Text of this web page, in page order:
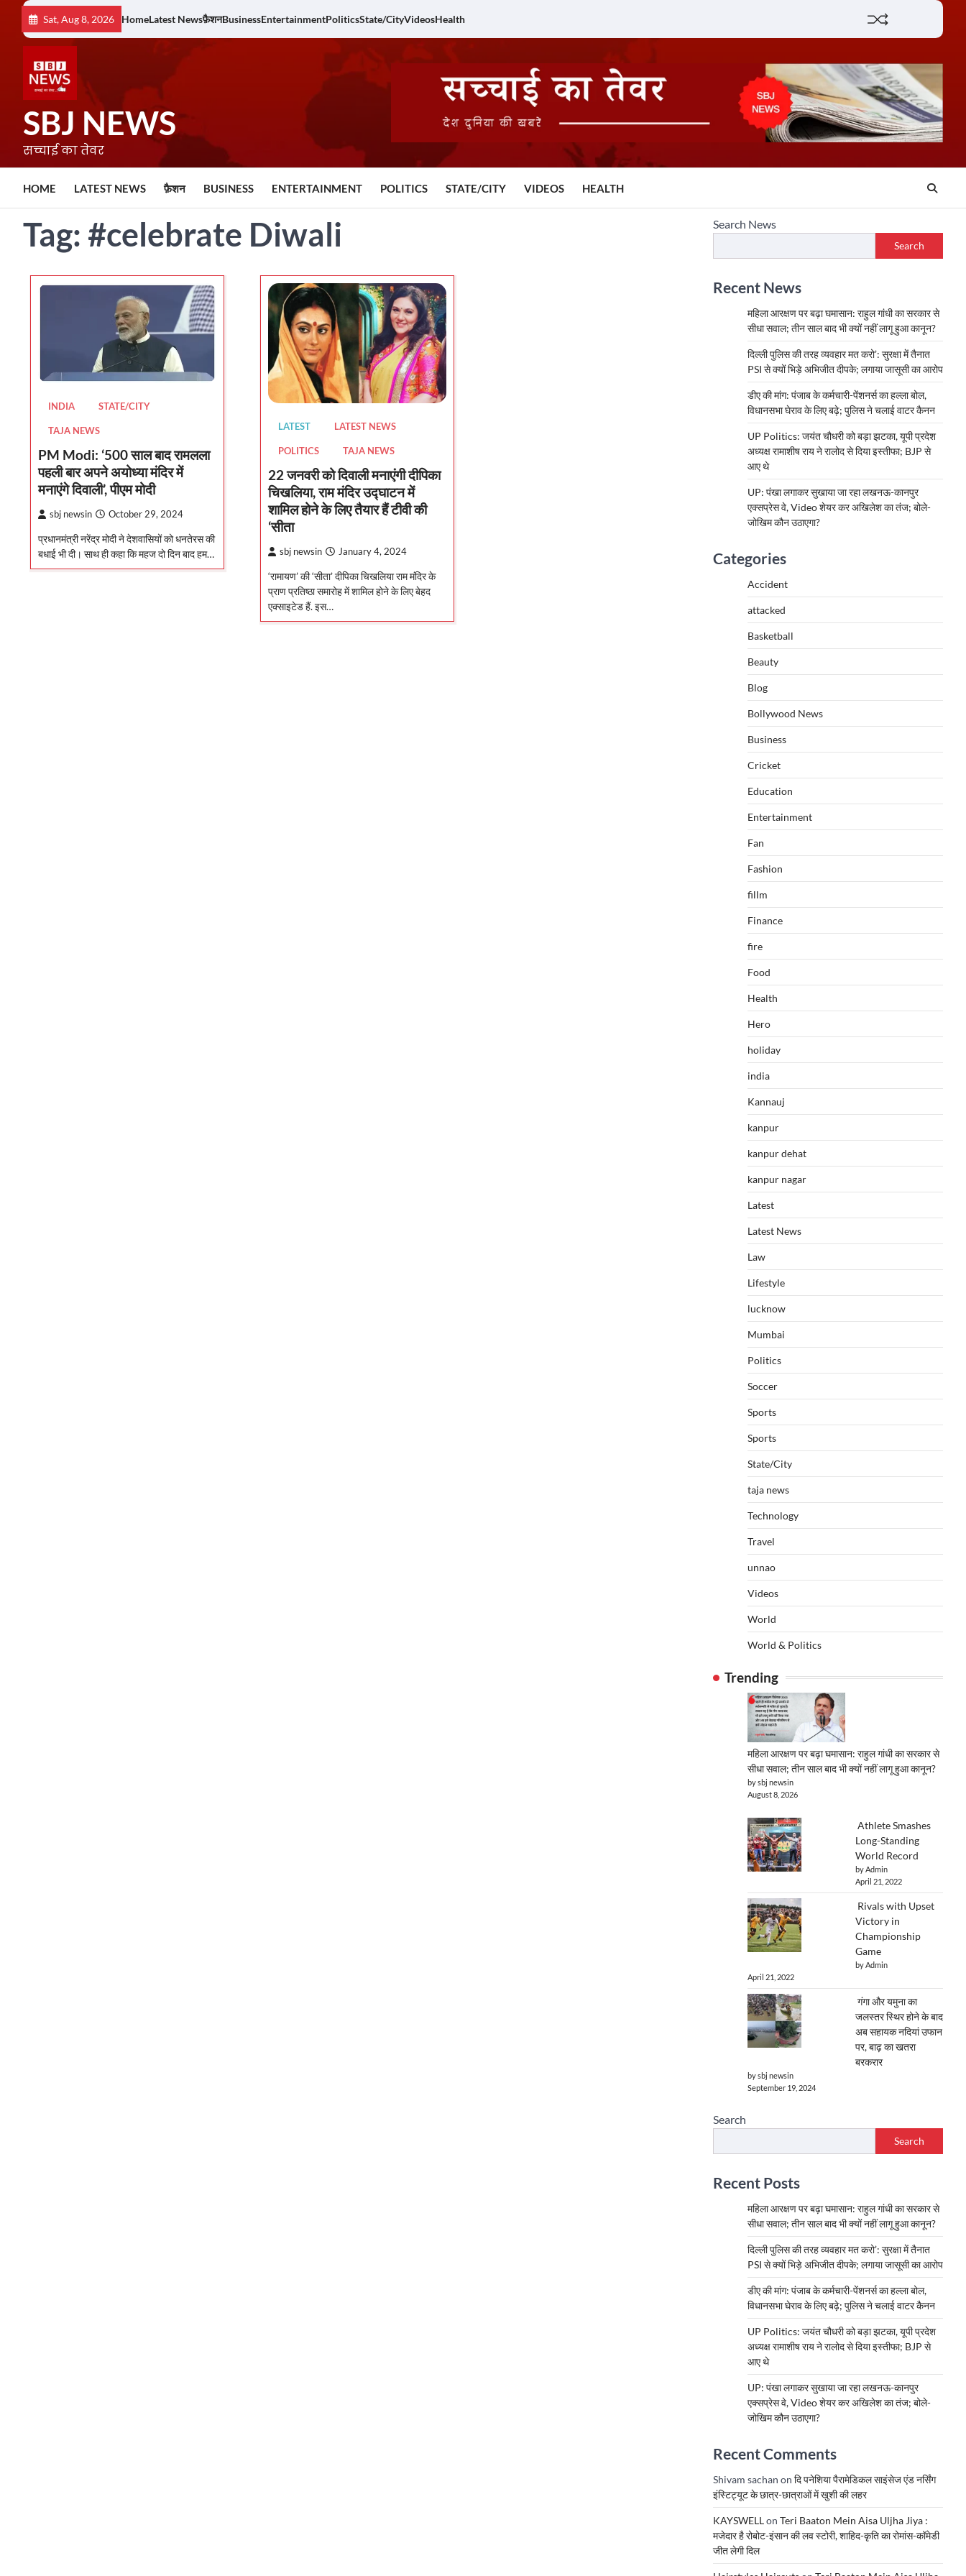
content
Sat, Aug 8, 2026 HomeLatest Newsफ़ैशनBusinessEntertainmentPoliticsState/CityVideosHealth
SBJ NEWS
सच्चाई का तेवर
HOME LATEST NEWS फ़ैशन BUSINESS ENTERTAINMENT POLITICS STATE/CITY VIDEOS HEALTH
Tag: #celebrate Diwali
INDIA STATE/CITY
TAJA NEWS
PM Modi: ‘500 साल बाद रामलला
पहली बार अपने अयोध्या मंदिर में
मनाएंगे दिवाली’, पीएम मोदी
sbj newsin October 29, 2024
प्रधानमंत्री नरेंद्र मोदी ने देशवासियों को धनतेरस की
बधाई भी दी। साथ ही कहा कि महज दो दिन बाद हम…
LATEST LATEST NEWS
POLITICS TAJA NEWS
22 जनवरी को दिवाली मनाएंगी दीपिका
चिखलिया, राम मंदिर उद्घाटन में
शामिल होने के लिए तैयार हैं टीवी की
‘सीता
sbj newsin January 4, 2024
‘रामायण’ की ‘सीता’ दीपिका चिखलिया राम मंदिर के
प्राण प्रतिष्ठा समारोह में शामिल होने के लिए बेहद
एक्साइटेड हैं. इस…
Search News
Search
Recent News
महिला आरक्षण पर बढ़ा घमासान: राहुल गांधी का सरकार से
सीधा सवाल; तीन साल बाद भी क्यों नहीं लागू हुआ कानून?
दिल्ली पुलिस की तरह व्यवहार मत करो’: सुरक्षा में तैनात
PSI से क्यों भिड़े अभिजीत दीपके; लगाया जासूसी का आरोप
डीए की मांग: पंजाब के कर्मचारी-पेंशनर्स का हल्ला बोल,
विधानसभा घेराव के लिए बढ़े; पुलिस ने चलाई वाटर कैनन
UP Politics: जयंत चौधरी को बड़ा झटका, यूपी प्रदेश
अध्यक्ष रामाशीष राय ने रालोद से दिया इस्तीफा; BJP से
आए थे
UP: पंखा लगाकर सुखाया जा रहा लखनऊ-कानपुर
एक्सप्रेस वे, Video शेयर कर अखिलेश का तंज; बोले-
जोखिम कौन उठाएगा?
Categories
Accident
attacked
Basketball
Beauty
Blog
Bollywood News
Business
Cricket
Education
Entertainment
Fan
Fashion
fillm
Finance
fire
Food
Health
Hero
holiday
india
Kannauj
kanpur
kanpur dehat
kanpur nagar
Latest
Latest News
Law
Lifestyle
lucknow
Mumbai
Politics
Soccer
Sports
Sports
State/City
taja news
Technology
Travel
unnao
Videos
World
World & Politics
Trending
महिला आरक्षण पर बढ़ा घमासान: राहुल गांधी का सरकार से
सीधा सवाल; तीन साल बाद भी क्यों नहीं लागू हुआ कानून?
by sbj newsin
August 8, 2026
Athlete Smashes
Long-Standing
World Record
by Admin
April 21, 2022
Rivals with Upset
Victory in
Championship
Game
by Admin
April 21, 2022
गंगा और यमुना का
जलस्तर स्थिर होने के बाद
अब सहायक नदियां उफान
पर, बाढ़ का खतरा
बरकरार
by sbj newsin
September 19, 2024
Search
Search
Recent Posts
महिला आरक्षण पर बढ़ा घमासान: राहुल गांधी का सरकार से
सीधा सवाल; तीन साल बाद भी क्यों नहीं लागू हुआ कानून?
दिल्ली पुलिस की तरह व्यवहार मत करो’: सुरक्षा में तैनात
PSI से क्यों भिड़े अभिजीत दीपके; लगाया जासूसी का आरोप
डीए की मांग: पंजाब के कर्मचारी-पेंशनर्स का हल्ला बोल,
विधानसभा घेराव के लिए बढ़े; पुलिस ने चलाई वाटर कैनन
UP Politics: जयंत चौधरी को बड़ा झटका, यूपी प्रदेश
अध्यक्ष रामाशीष राय ने रालोद से दिया इस्तीफा; BJP से
आए थे
UP: पंखा लगाकर सुखाया जा रहा लखनऊ-कानपुर
एक्सप्रेस वे, Video शेयर कर अखिलेश का तंज; बोले-
जोखिम कौन उठाएगा?
Recent Comments
Shivam sachan on दि पनेशिया पैरामेडिकल साइंसेज एंड नर्सिंग
इंस्टिट्यूट के छात्र-छात्राओं में खुशी की लहर
KAYSWELLon Teri Baaton Mein Aisa Uljha Jiya :
मजेदार है रोबोट-इंसान की लव स्टोरी, शाहिद-कृति का रोमांस-कॉमेडी
जीत लेगी दिल